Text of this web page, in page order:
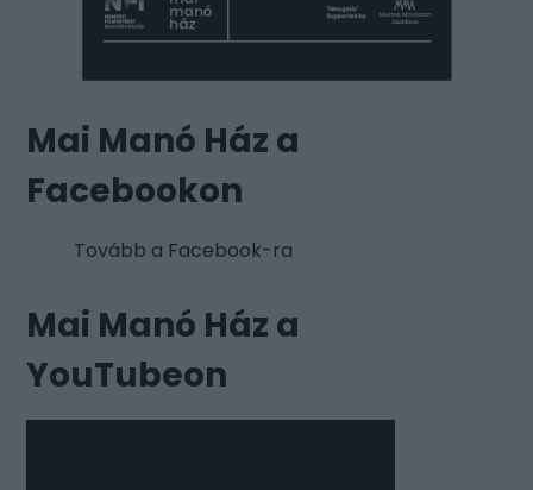
Mai Manó Ház a
Facebookon
Tovább a Facebook-ra
Mai Manó Ház a
YouTubeon